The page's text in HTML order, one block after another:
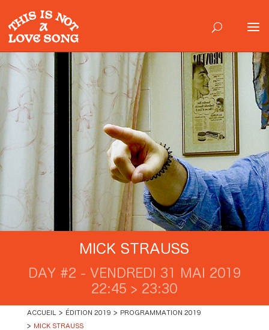
MICK STRAUSS
DAY #2 - VENDREDI 31 MAI 2019
22:45 > 23:30
ACCUEIL ÉDITION 2019 PROGRAMMATION 2019
MICK STRAUSS